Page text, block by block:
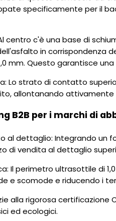
specificamente per il
centro c'è una base di
in corrispondenza
mm. Questo garantisce
Lo strato di contatto
allontanando
B2B per i marchi di
al dettaglio: Integrando un
di vendita al dettaglio
Il perimetro ultrasottile di
e scomode e riducendo i
alla rigorosa certificazione
ed ecologici.